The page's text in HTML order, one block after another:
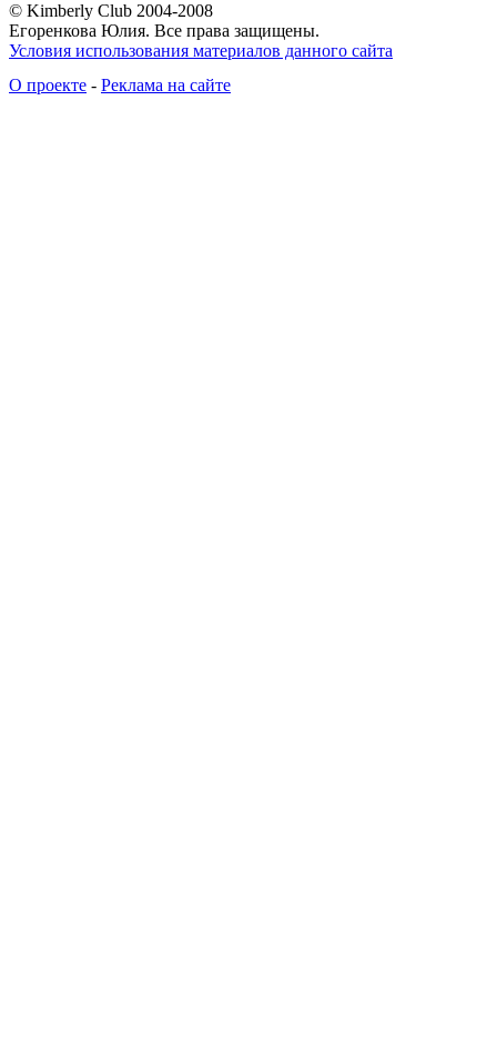
© Kimberly Club 2004-2008
Егоренкова Юлия. Все права защищены.
Условия использования материалов данного сайта
О проекте - Реклама на сайте